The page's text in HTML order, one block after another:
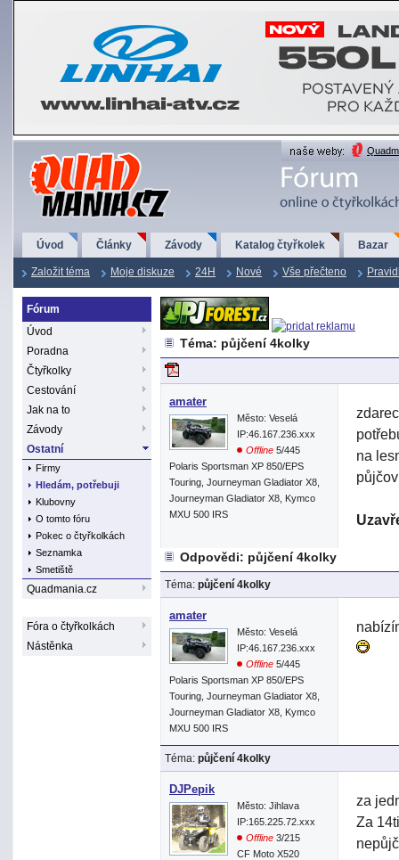
QuadMania.cz
Úvod Články Závody Katalog čtyřkolek Bazar
Založit téma Moje diskuze 24H Nové Vše přečteno
Fórum
Úvod
Poradna
Čtyřkolky
Cestování
Jak na to
Závody
Ostatní
Firmy
Hledám, potřebuji
Klubovny
O tomto fóru
Pokec o čtyřkolkách
Seznamka
Smetiště
Quadmania.cz
Fóra o čtyřkolkách
Nástěnka
Téma: půjčení 4kolky
amater
Město: Veselá
IP:46.167.236.xxx
Offline 5/445
Polaris Sportsman XP 850/EPS
Touring, Journeyman Gladiator X8,
Journeyman Gladiator X8, Kymco
MXU 500 IRS
na
Odpovědi: půjčení 4kolky
Téma: půjčení 4kolky
amater
Město: Veselá
IP:46.167.236.xxx
Offline 5/445
Polaris Sportsman XP 850/EPS
Touring, Journeyman Gladiator X8,
Journeyman Gladiator X8, Kymco
MXU 500 IRS
Téma: půjčení 4kolky
DJPepik
Město: Jihlava
IP:165.225.72.xxx
Offline 3/215
CF Moto X520
za
Za